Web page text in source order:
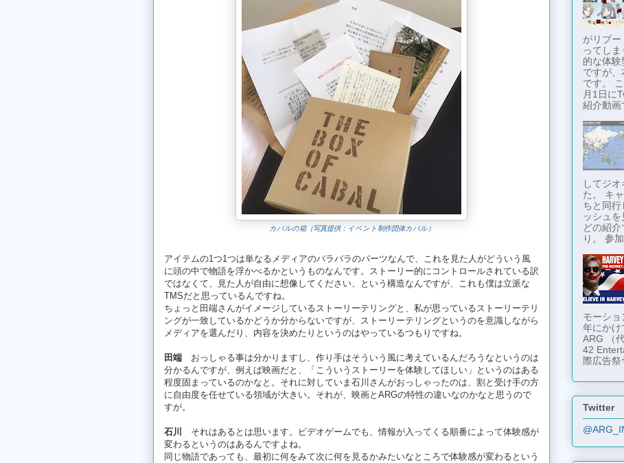
カバルの箱（写真提供：イベント制作団体カバル）
アイテムの1つ1つは単なるメディアのバラバラのパーツなんで、これを見た人がどういう風
に頭の中で物語を浮かべるかというものなんです。ストーリー的にコントロールされている訳
ではなくて、見た人が自由に想像してください、という構造なんですが、これも僕は立派な
TMSだと思っているんですね。
ちょっと田端さんがイメージしているストーリーテリングと、私が思っているストーリーテリ
ングが一致しているかどうか分からないですが、ストーリーテリングというのを意識しながら
メディアを選んだり、内容を決めたりというのはやっているつもりですね。
田端 おっしゃる事は分かりますし、作り手はそういう風に考えているんだろうなというのは
分かるんですが、例えば映画だと、「こういうストーリーを体験してほしい」というのはある
程度固まっているのかなと。それに対していま石川さんがおっしゃったのは、割と受け手の方
に自由度を任せている領域が大きい。それが、映画とARGの特性の違いなのかなと思うので
すが。
石川
それはあるとは思います。ビデオゲームでも、情報が入ってくる順番によって体験感が
変わるというのはあるんですよね。
同じ物語であっても、最初に何をみて次に何を見るかみたいなところで体験感が変わるという
がリブ
ってし
的な体
ですが、
です。
月1日に
紹介動画
してジ
た。 キ
ちと同行
ッシュ
どの紹
り。 参
モーシ
年にかけ
ARG （
42
際広告祭
Twitter